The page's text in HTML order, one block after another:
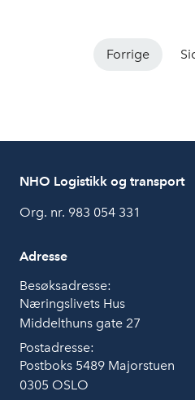
Forrige
NHO Logistikk og transport
Org. nr. 983 054 331
Adresse
Besøksadresse:
Næringslivets Hus
Middelthuns gate 27
Postadresse:
Postboks 5489 Majorstuen
0305 OSLO